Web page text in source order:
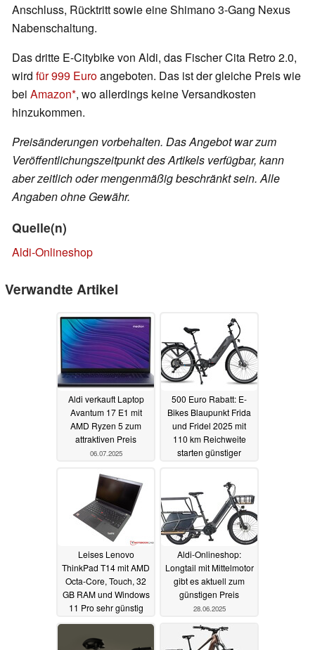
Anschluss, Rücktritt sowie eine Shimano 3-Gang Nexus
Nabenschaltung.
Das dritte E-Citybike von Aldi, das Fischer Cita Retro 2.0,
wird für 999 Euroangeboten. Das ist der gleiche Preis wie
bei Amazon , wo allerdings keine Versandkosten
hinzukommen.
Preisänderungen vorbehalten. Das Angebot war zum
Veröffentlichungszeitpunkt des Artikels verfügbar, kann
aber zeitlich oder mengenmäßig beschränkt sein. Alle
Angaben ohne Gewähr.
Quelle(n)
Aldi-Onlineshop
Verwandte Artikel
Aldi verkauft Laptop
Avantum 17 E1 mit
AMD Ryzen 5 zum
attraktiven Preis
06.07.2025
500 Euro Rabatt: E-
Bikes Blaupunkt Frida
und Fridel 2025 mit
110 km Reichweite
starten günstiger
Leises Lenovo
ThinkPad T14 mit AMD
Octa-Core, Touch, 32
GB RAM und Windows
11 Pro sehr günstig
Aldi-Onlineshop:
Longtail mit Mittelmotor
gibt es aktuell zum
günstigen Preis
28.06.2025